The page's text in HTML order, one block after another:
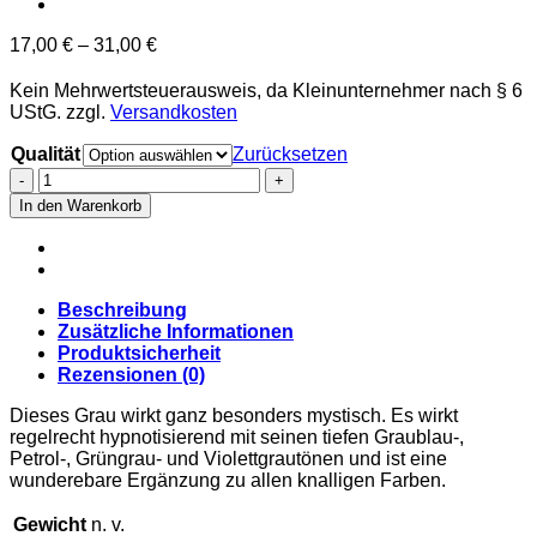
17,00 € – 31,00 €
Kein Mehrwertsteuerausweis, da Kleinunternehmer nach § 6
UStG. zzgl. Versandkosten
Qualität
Zurücksetzen
Dark
Prisma
Menge
In den Warenkorb
Beschreibung
Zusätzliche Informationen
Produktsicherheit
Rezensionen (0)
Dieses Grau wirkt ganz besonders mystisch. Es wirkt
regelrecht hypnotisierend mit seinen tiefen Graublau-,
Petrol-, Grüngrau- und Violettgrautönen und ist eine
wunderebare Ergänzung zu allen knalligen Farben.
Gewicht n. v.